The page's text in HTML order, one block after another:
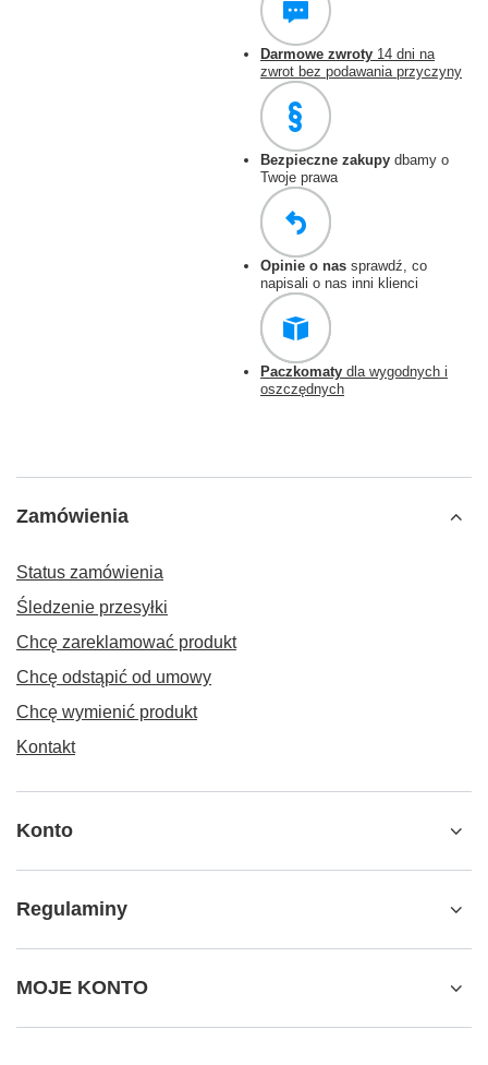
Darmowe zwroty 14 dni na
zwrot bez podawania przyczyny
Bezpieczne zakupy dbamy o
Twoje prawa
Opinie o nas sprawdź, co
napisali o nas inni klienci
Paczkomaty dla wygodnych i
oszczędnych
Zamówienia
Status zamówienia
Śledzenie przesyłki
Chcę zareklamować produkt
Chcę odstąpić od umowy
Chcę wymienić produkt
Kontakt
Konto
Regulaminy
MOJE KONTO